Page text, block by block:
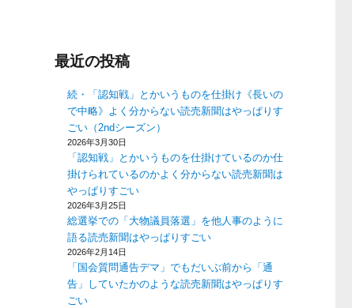
最近の投稿
続・「認知戦」とかいうものを仕掛け《長いの
で中略》よく分からない読売新聞はやっぱりす
ごい（2ndシーズン）
2026年3月30日
「認知戦」とかいうものを仕掛けているのか仕
掛けられているのかよく分からない読売新聞は
やっぱりすごい
2026年3月25日
総選挙での「大物議員落選」を他人事のように
語る読売新聞はやっぱりすごい
2026年2月14日
「国会質問通告デマ」でもだいぶ前から「通
告」していたかのような読売新聞はやっぱりす
ごい